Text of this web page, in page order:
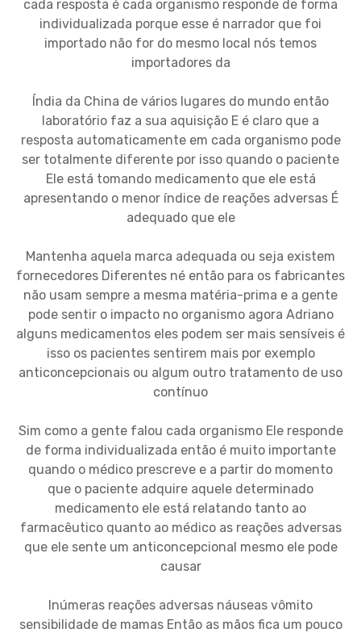
cada resposta é cada organismo responde de forma
individualizada porque esse é narrador que foi
importado não for do mesmo local nós temos
importadores da
Índia da China de vários lugares do mundo então
laboratório faz a sua aquisição E é claro que a
resposta automaticamente em cada organismo pode
ser totalmente diferente por isso quando o paciente
Ele está tomando medicamento que ele está
apresentando o menor índice de reações adversas É
adequado que ele
Mantenha aquela marca adequada ou seja existem
fornecedores Diferentes né então para os fabricantes
não usam sempre a mesma matéria-prima e a gente
pode sentir o impacto no organismo agora Adriano
alguns medicamentos eles podem ser mais sensíveis é
isso os pacientes sentirem mais por exemplo
anticoncepcionais ou algum outro tratamento de uso
contínuo
Sim como a gente falou cada organismo Ele responde
de forma individualizada então é muito importante
quando o médico prescreve e a partir do momento
que o paciente adquire aquele determinado
medicamento ele está relatando tanto ao
farmacêutico quanto ao médico as reações adversas
que ele sente um anticoncepcional mesmo ele pode
causar
Inúmeras reações adversas náuseas vômito
sensibilidade de mamas Então as mãos fica um pouco